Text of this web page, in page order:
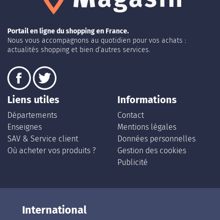
Portail en ligne du shopping en France.
Nous vous accompagnons au quotidien pour vos achats :
actualités shopping et bien d’autres services.
Liens utiles
Départements
Enseignes
SAV & Service client
Où acheter vos produits ?
Informations
Contact
Mentions légales
Données personnelles
Gestion des cookies
Publicité
International